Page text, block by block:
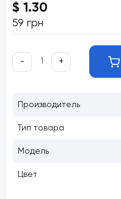
$ 1.30
59 грн
- +
Производитель
Тип товара
Модель
Цвет